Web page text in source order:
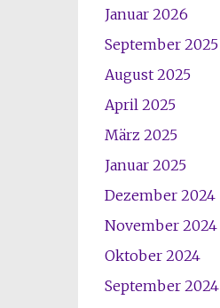
Januar 2026
September 2025
August 2025
April 2025
März 2025
Januar 2025
Dezember 2024
November 2024
Oktober 2024
September 2024